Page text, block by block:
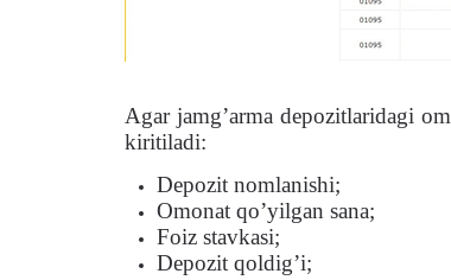
Agar jamg’arma depozitlaridagi
kiritiladi:
Depozit nomlanishi;
Omonat qo’yilgan sana;
Foiz stavkasi;
Depozit qoldig’i;